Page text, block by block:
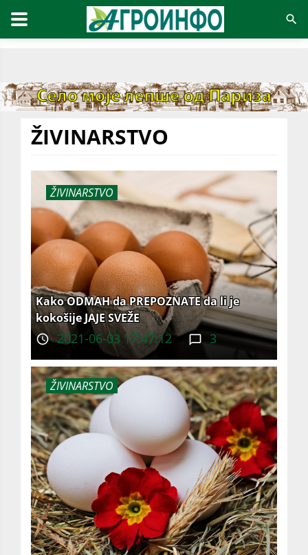
ŽIVINARSTVO
ŽIVINARSTVO
Kako ODMAH da PREPOZNATE da li je
kokošije JAJE SVEŽE
2021-06-03 17:47:12 3
ŽIVINARSTVO